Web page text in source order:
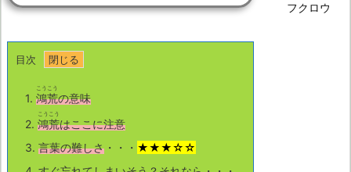
フクロウ
目次
1. 鴻荒
こうこう
の意味
2. 鴻荒
こうこう
はここに注意
3. 言葉の難しさ ・・・ ★★★☆☆